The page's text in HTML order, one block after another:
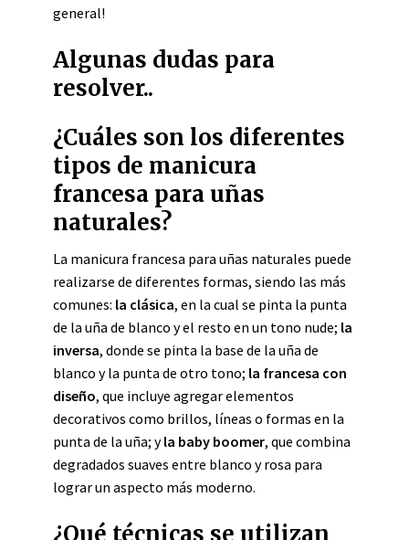
general!
Algunas dudas para
resolver..
¿Cuáles son los diferentes
tipos de manicura
francesa para uñas
naturales?
La manicura francesa para uñas naturales puede
realizarse de diferentes formas, siendo las más
comunes: la clásica, en la cual se pinta la punta
de la uña de blanco y el resto en un tono nude; la
inversa, donde se pinta la base de la uña de
blanco y la punta de otro tono; la francesa con
diseño, que incluye agregar elementos
decorativos como brillos, líneas o formas en la
punta de la uña; yla baby boomer, que combina
degradados suaves entre blanco y rosa para
lograr un aspecto más moderno.
¿Qué técnicas se utilizan